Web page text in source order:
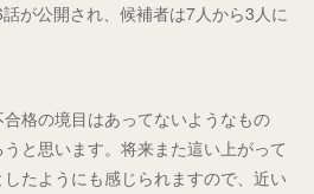
が公開され、候補者は7人から3人に
格の境目はあってないようなもの
と思います。将来また這い上がって
たようにも感じられますので、近い